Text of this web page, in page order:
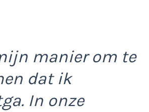
manier om te
dat ik
In onze